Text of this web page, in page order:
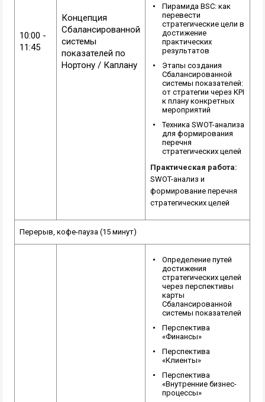
10:00 -
11:45
Концепция
Сбалансированной
системы
показателей по
Нортону / Каплану
Пирамида BSC: как
перевести
стратегические цели в
достижение
практических
результатов
Этапы создания
Сбалансированной
системы показателей:
от стратегии через KPI
к плану конкретных
мероприятий
Техника SWOT-анализа
для формирования
перечня
стратегических целей
Практическая работа:
SWOT-анализ и
формирование перечня
стратегических целей
Перерыв, кофе-пауза (15 минут)
Определение путей
достижения
стратегических целей
через перспективы
карты
Сбалансированной
системы показателей
Перспектива
«Финансы»
Перспектива
«Клиенты»
Перспектива
«Внутренние бизнес-
процессы»